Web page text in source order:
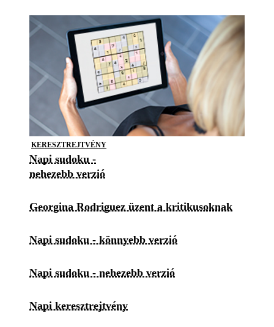
KERESZTREJTVÉNY
Napi sudoku -
nehezebb verzió
Georgina Rodriguez üzent a kritikusoknak
Napi sudoku - könnyebb verzió
Napi sudoku - nehezebb verzió
Napi keresztrejtvény